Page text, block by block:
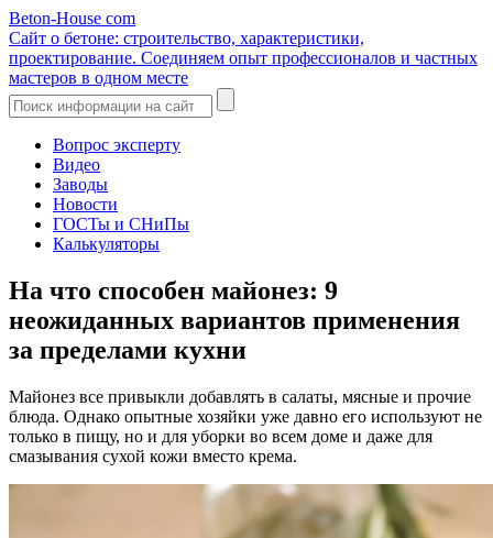
Beton-House com
Сайт о бетоне: строительство, характеристики,
проектирование. Соединяем опыт профессионалов и частных
мастеров в одном месте
Вопрос эксперту
Видео
Заводы
Новости
ГОСТы и СНиПы
Калькуляторы
На что способен майонез: 9
неожиданных вариантов применения
за пределами кухни
Майонез все привыкли добавлять в салаты, мясные и прочие
блюда. Однако опытные хозяйки уже давно его используют не
только в пищу, но и для уборки во всем доме и даже для
смазывания сухой кожи вместо крема.